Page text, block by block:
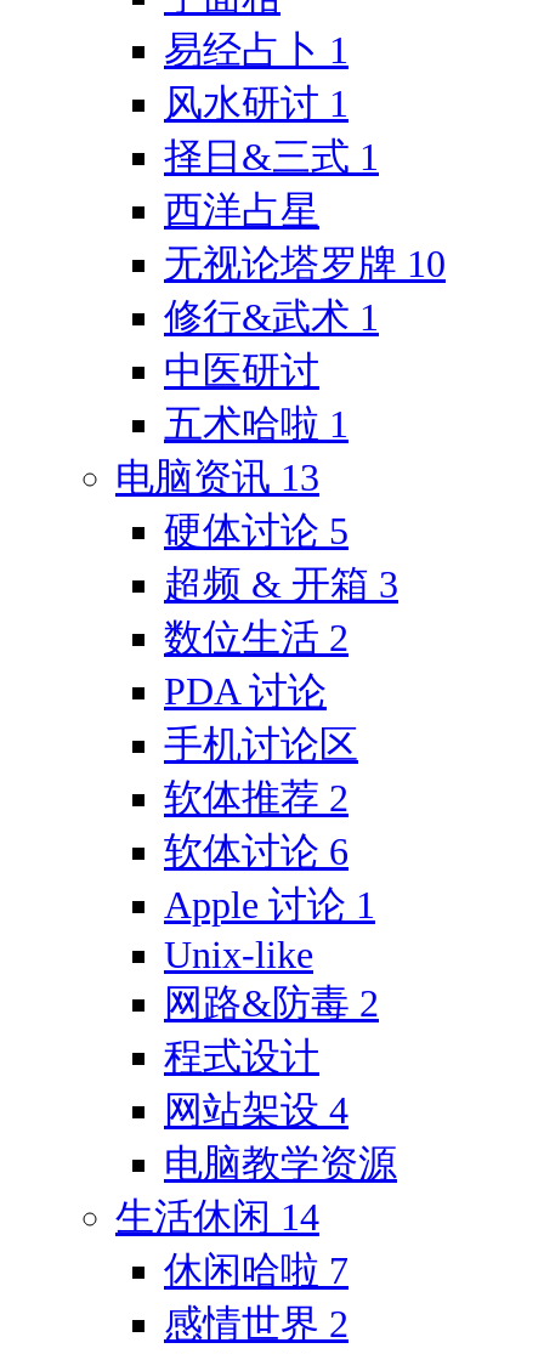
易经占卜 1
风水研讨 1
择日&三式 1
西洋占星
无视论塔罗牌 10
修行&武术 1
中医研讨
五术哈啦 1
电脑资讯 13
硬体讨论 5
超频 & 开箱 3
数位生活 2
PDA 讨论
手机讨论区
软体推荐 2
软体讨论 6
Apple 讨论 1
Unix-like
网路&防毒 2
程式设计
网站架设 4
电脑教学资源
生活休闲 14
休闲哈啦 7
感情世界 2